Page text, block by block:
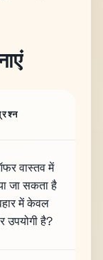
वास्तव में
जा सकता है
में केवल
उपयोगी है?